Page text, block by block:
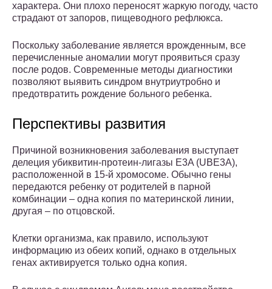
характера. Они плохо переносят жаркую погоду, часто
страдают от запоров, пищеводного рефлюкса.
Поскольку заболевание является врожденным, все
перечисленные аномалии могут проявиться сразу
после родов. Современные методы диагностики
позволяют выявить синдром внутриутробно и
предотвратить рождение больного ребенка.
Перспективы развития
Причиной возникновения заболевания выступает
делеция убиквитин-протеин-лигазы E3A (UBE3A),
расположенной в 15-й хромосоме. Обычно гены
передаются ребенку от родителей в парной
комбинации – одна копия по материнской линии,
другая – по отцовской.
Клетки организма, как правило, используют
информацию из обеих копий, однако в отдельных
генах активируется только одна копия.